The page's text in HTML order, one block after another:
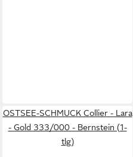
OSTSEE-SCHMUCK Collier - Lara
- Gold 333/000 - Bernstein (1-
tlg)